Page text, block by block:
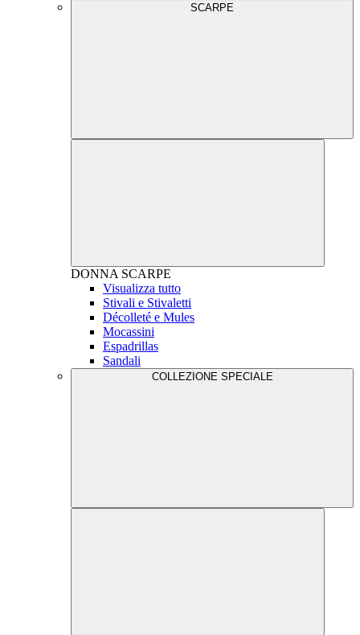
SCARPE
DONNA SCARPE
Visualizza tutto
Stivali e Stivaletti
Décolleté e Mules
Mocassini
Espadrillas
Sandali
COLLEZIONE SPECIALE